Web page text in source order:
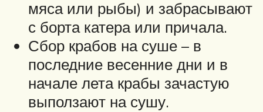
мяса или рыбы) и забрасывают
с борта катера или причала.
Сбор крабов на суше – в
последние весенние дни и в
начале лета крабы зачастую
выползают на сушу.